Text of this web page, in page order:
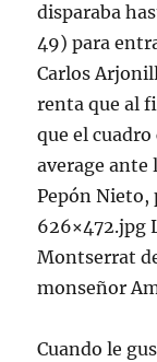
disparaba
49) para
Carlos
renta que al
que el
average ante
Pepón Nieto,
626×472.jpg
Montserrat
monseñor
Cuando le